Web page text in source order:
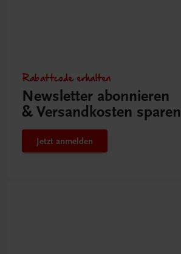
Rabattcode erhalten
Newsletter abonnieren
& Versandkosten sparen
Jetzt anmelden